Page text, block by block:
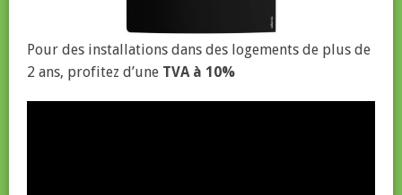
Pour des installations dans des logements de plus de
2 ans, profitez d’une TVA à 10%